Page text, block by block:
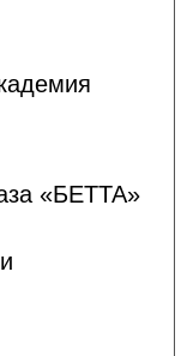
«БЕТТА»